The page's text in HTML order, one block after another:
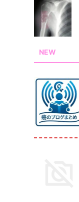
NEW